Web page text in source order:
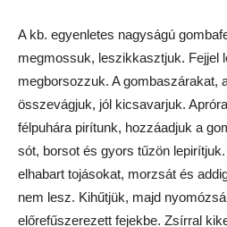
A kb. egyenletes nagyságú
megmossuk, leszikkasztjuk. Fejjel
megborsozzuk. A gombaszárakat,
összevágjuk, jól kicsavarjuk.
félpuhára pirítunk, hozzáadjuk a
sót, borsot és gyors tűzön
elhabart tojásokat, morzsát és
nem lesz. Kihűtjük, majd
előrefűszerezett fejekbe. Zsírral